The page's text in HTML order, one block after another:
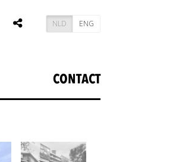
NLD ENG
CONTACT